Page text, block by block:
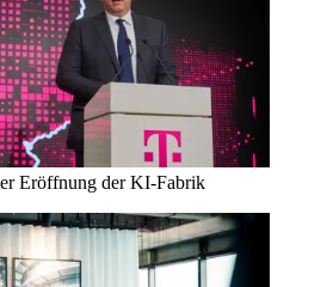
Eröffnung der KI-Fabrik